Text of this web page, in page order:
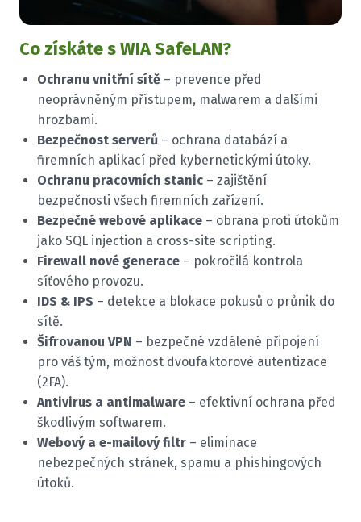
Co získáte s WIA SafeLAN?
Ochranu vnitřní sítě – prevence před
neoprávněným přístupem, malwarem a dalšími
hrozbami.
Bezpečnost serverů – ochrana databází a
firemních aplikací před kybernetickými útoky.
Ochranu pracovních stanic – zajištění
bezpečnosti všech firemních zařízení.
Bezpečné webové aplikace – obrana proti útokům
jako SQL injection a cross-site scripting.
Firewall nové generace – pokročilá kontrola
síťového provozu.
IDS & IPS – detekce a blokace pokusů o průnik do
sítě.
Šifrovanou VPN – bezpečné vzdálené připojení
pro váš tým, možnost dvoufaktorové autentizace
(2FA).
Antivirus a antimalware – efektivní ochrana před
škodlivým softwarem.
Webový a e-mailový filtr – eliminace
nebezpečných stránek, spamu a phishingových
útoků.